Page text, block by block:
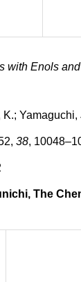
with Enols
Yamaguchi,
38,
The